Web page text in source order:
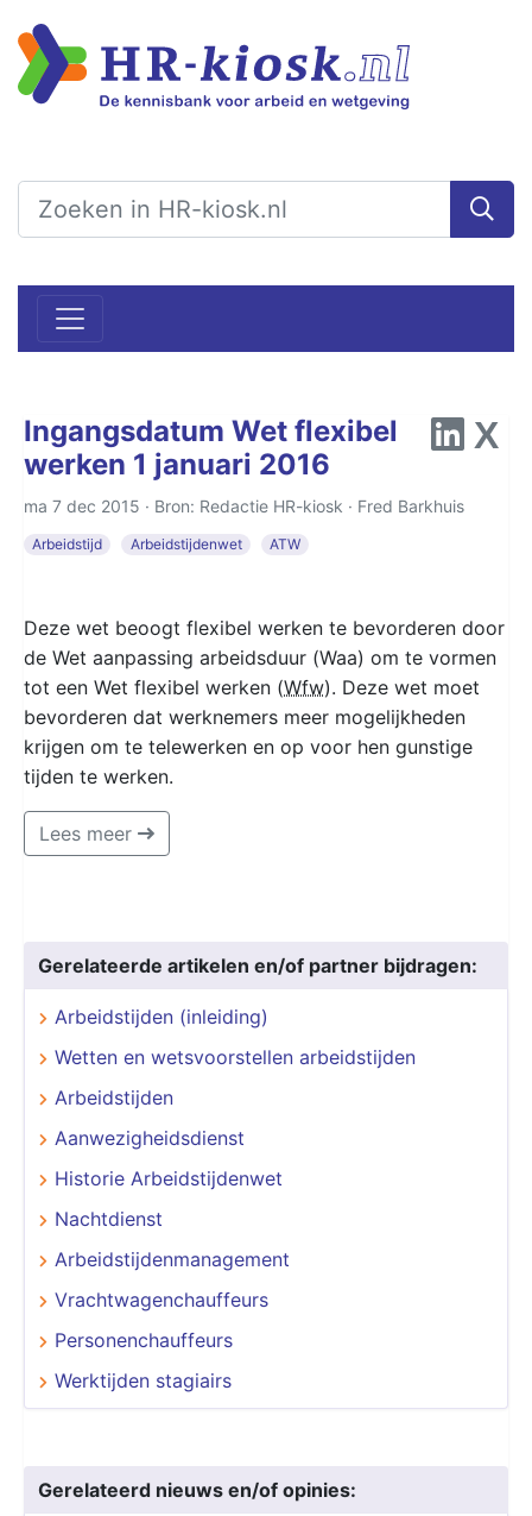
Ingangsdatum Wet flexibel
werken 1 januari 2016
ma 7 dec 2015 · Bron: Redactie HR-kiosk · Fred Barkhuis
Arbeidstijd Arbeidstijdenwet ATW
Deze wet beoogt flexibel werken te bevorderen door
de Wet aanpassing arbeidsduur (Waa) om te vormen
tot een Wet flexibel werken (Wfw). Deze wet moet
bevorderen dat werknemers meer mogelijkheden
krijgen om te telewerken en op voor hen gunstige
tijden te werken.
Lees meer
Gerelateerde artikelen en/of partner bijdragen:
Arbeidstijden (inleiding)
Wetten en wetsvoorstellen arbeidstijden
Arbeidstijden
Aanwezigheidsdienst
Historie Arbeidstijdenwet
Nachtdienst
Arbeidstijdenmanagement
Vrachtwagenchauffeurs
Personenchauffeurs
Werktijden stagiairs
Gerelateerd nieuws en/of opinies: